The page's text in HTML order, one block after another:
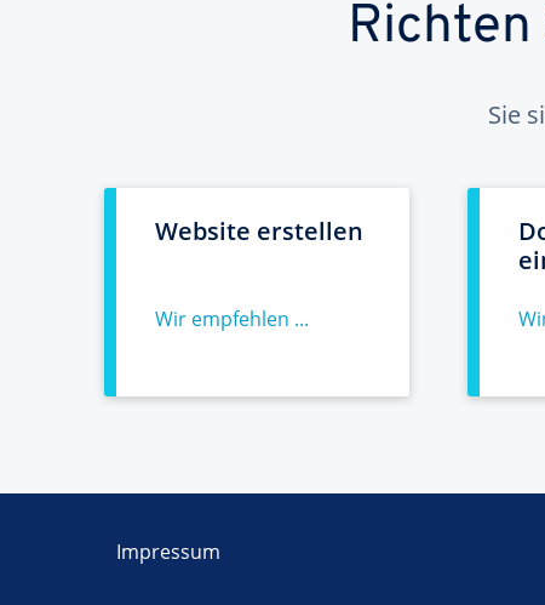
Richten
Sie
Website erstellen
Wir empfehlen ...
Impressum